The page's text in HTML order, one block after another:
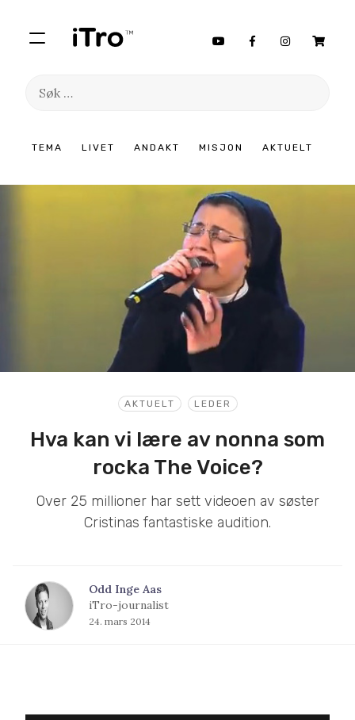
TEMA LIVET ANDAKT MISJON AKTUELT
Søk
innhold
AKTUELT LEDER
Hva kan vi lære av nonna som
rocka The Voice?
Over 25 millioner har sett videoen av søster
Cristinas fantastiske audition.
Odd Inge Aas
iTro-journalist
24. mars 2014